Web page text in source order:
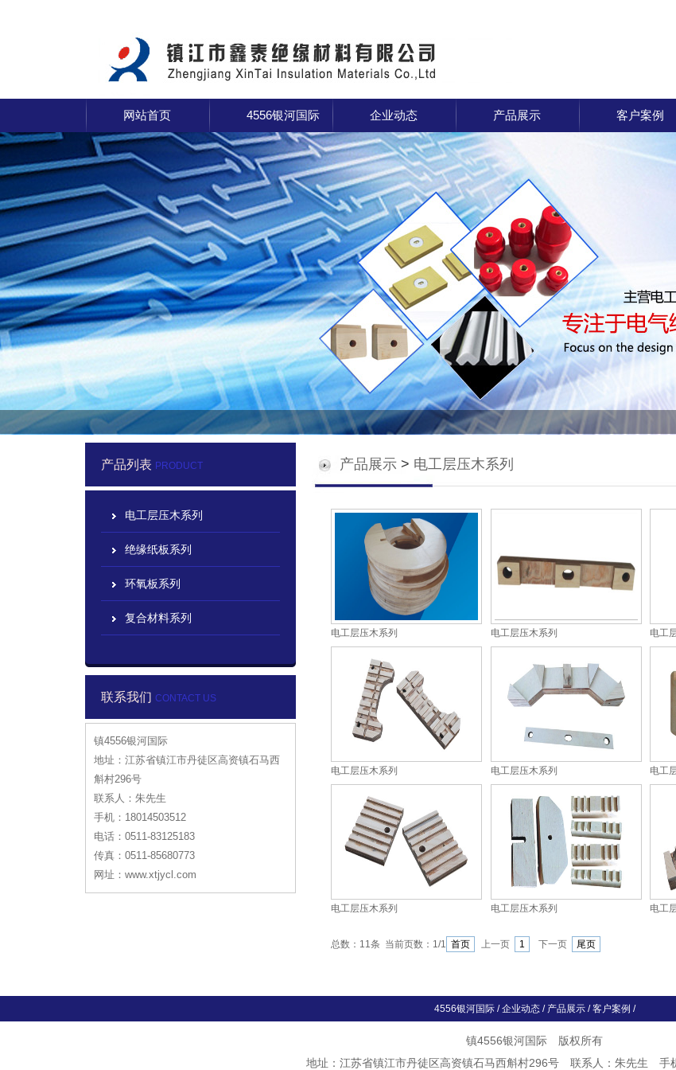
网站首页 4556银河国际 企业动态 产品展示 客户案例
产品列表 PRODUCT
电工层压木系列
绝缘纸板系列
环氧板系列
复合材料系列
联系我们 CONTACT US
镇4556银河国际
地址：江苏省镇江市丹徒区高资镇石马西
斛村296号
联系人：朱先生
手机：18014503512
电话：0511-83125183
传真：0511-85680773
网址：www.xtjycl.com
产品展示 > 电工层压木系列
电工层压木系列 电工层压木系列 电工
电工层压木系列 电工层压木系列 电工
电工层压木系列 电工层压木系列 电工
总数：11条 当前页数： 1/1 首页 上一页 1 下一页 尾页
4556银河国际/企业动态/ 产品展示/客户案例 /
镇4556银河国际 版权所有
地址：江苏省镇江市丹徒区高资镇石马西斛村296号 联系人：朱先生 手